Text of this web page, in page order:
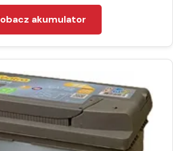
akumulator